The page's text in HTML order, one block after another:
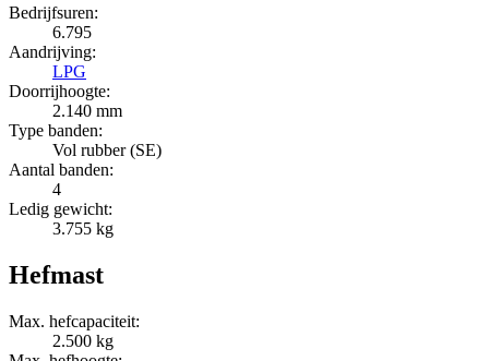
Bedrijfsuren:
6.795
Aandrijving:
LPG
Doorrijhoogte:
2.140 mm
Type banden:
Vol rubber (SE)
Aantal banden:
4
Ledig gewicht:
3.755 kg
Hefmast
Max. hefcapaciteit:
2.500 kg